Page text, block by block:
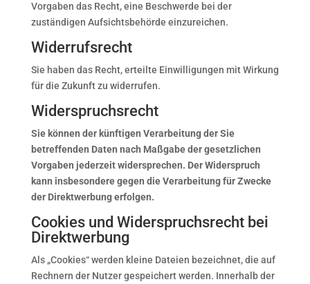
Vorgaben das Recht, eine Beschwerde bei der
zuständigen Aufsichtsbehörde einzureichen.
Widerrufsrecht
Sie haben das Recht, erteilte Einwilligungen mit Wirkung
für die Zukunft zu widerrufen.
Widerspruchsrecht
Sie können der künftigen Verarbeitung der Sie
betreffenden Daten nach Maßgabe der gesetzlichen
Vorgaben jederzeit widersprechen. Der Widerspruch
kann insbesondere gegen die Verarbeitung für Zwecke
der Direktwerbung erfolgen.
Cookies und Widerspruchsrecht bei
Direktwerbung
Als „Cookies“ werden kleine Dateien bezeichnet, die auf
Rechnern der Nutzer gespeichert werden. Innerhalb der